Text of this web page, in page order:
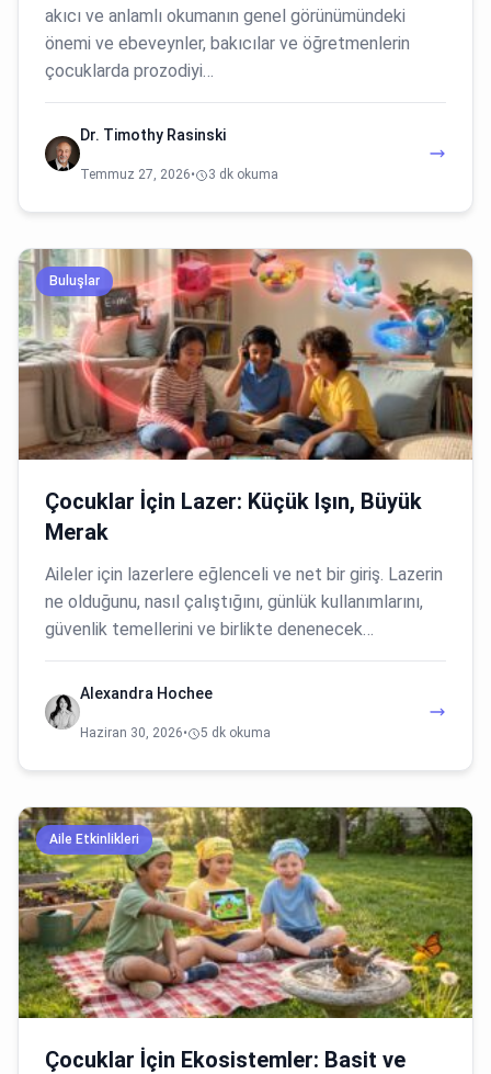
akıcı ve anlamlı okumanın genel görünümündeki
önemi ve ebeveynler, bakıcılar ve öğretmenlerin
çocuklarda prozodiyi…
Dr. Timothy Rasinski
Temmuz 27, 2026• 3 dk okuma
Buluşlar
Çocuklar İçin Lazer: Küçük Işın, Büyük
Merak
Aileler için lazerlere eğlenceli ve net bir giriş. Lazerin
ne olduğunu, nasıl çalıştığını, günlük kullanımlarını,
güvenlik temellerini ve birlikte denenecek…
Alexandra Hochee
Haziran 30, 2026• 5 dk okuma
Aile Etkinlikleri
Çocuklar İçin Ekosistemler: Basit ve